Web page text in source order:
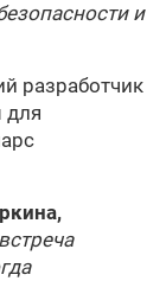
и
разработчик
для